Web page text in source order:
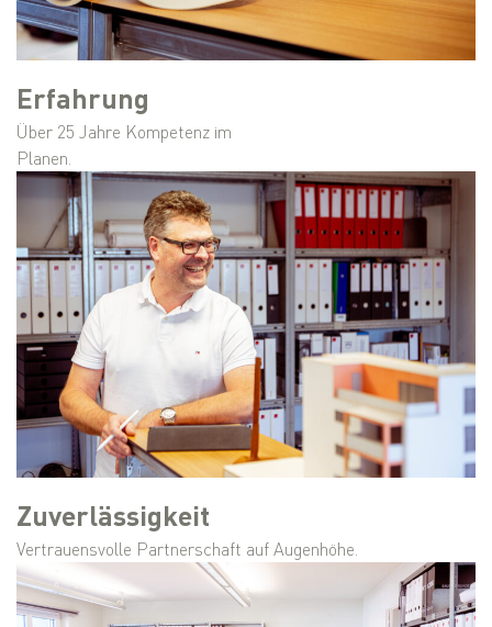
Erfahrung
Über 25 Jahre Kompetenz im
Planen.
Zuverlässigkeit
Vertrauensvolle Partnerschaft auf Augenhöhe.